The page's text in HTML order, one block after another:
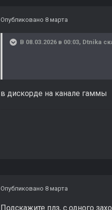
Опубликовано 8 марта
В 08.03.2026 в 00:03, Dtnika
в дискорде на канале гаммы
Опубликовано 8 марта
Подскажите плз, с одного